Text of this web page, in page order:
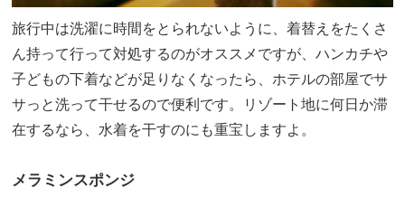
旅行中は洗濯に時間をとられないように、着替えをたくさ
ん持って行って対処するのがオススメですが、ハンカチや
子どもの下着などが足りなくなったら、ホテルの部屋でサ
サっと洗って干せるので便利です。リゾート地に何日か滞
在するなら、水着を干すのにも重宝しますよ。
メラミンスポンジ